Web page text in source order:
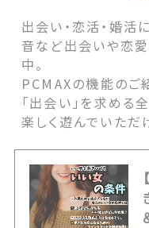
出会い・恋活・婚活
音など出会いや恋
中。
PCMAXの機能のご
「出会い」を求める
楽しく遊んでいただ